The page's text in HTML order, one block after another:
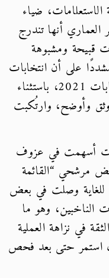
ضياء
العماري أنها تندرج
قبيحة ومشبوهة
على أن انتخابات
2026 لم تختلف جوهريًا عن انتخابات 2021، باستثناء
وأوضح، وارتُكبت
أسهمت في عزوف
مرشحي “القائمة
للغاية وصلت في بعض
وهو ما
في نزاهة العملية
استمر حتى بعد فحص